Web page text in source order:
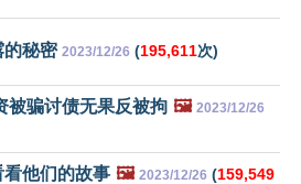
的秘密 2023/12/26 (195,611次)
被骗讨债无果反被拘 🖼️ 2023/12/26
他们的故事 🖼️ 2023/12/26 (159,549